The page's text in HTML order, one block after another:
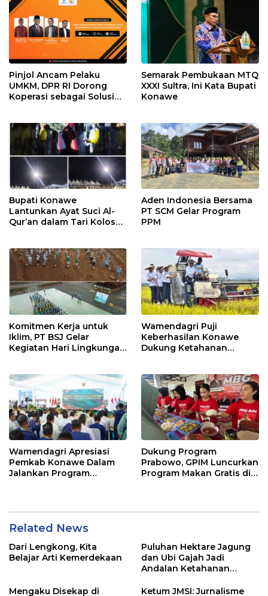
Pinjol Ancam Pelaku
UMKM, DPR RI Dorong
Koperasi sebagai Solusi
Semarak Pembukaan MTQ
XXXI Sultra, Ini Kata Bupati
Konawe
Bupati Konawe
Lantunkan Ayat Suci Al-
Qur’an dalam Tari Kolosal
Aden Indonesia Bersama
PT SCM Gelar Program
PPM
Komitmen Kerja untuk
Iklim, PT BSJ Gelar
Kegiatan Hari Lingkungan
Wamendagri Puji
Keberhasilan Konawe
Dukung Ketahanan
Wamendagri Apresiasi
Pemkab Konawe Dalam
Jalankan Program
Dukung Program
Prabowo, GPIM Luncurkan
Program Makan Gratis di
Related News
Dari Lengkong, Kita
Belajar Arti Kemerdekaan
Puluhan Hektare Jagung
dan Ubi Gajah Jadi
Andalan Ketahanan
Mengaku Disekap di
Ketum JMSI: Jurnalisme